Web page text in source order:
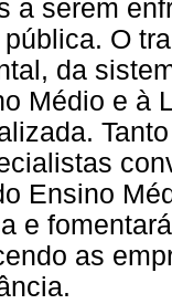
a serem
O
da
Médio e à
Ensino
e
as